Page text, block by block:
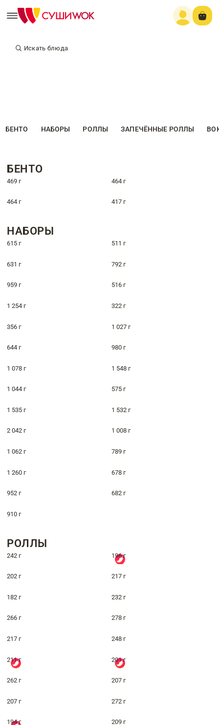
Искать блюда
БЕНТО НАБОРЫ РОЛЛЫ ЗАПЕЧЁННЫЕ РОЛЛЫ
БЕНТО
469 г 464 г
464 г 417 г
НАБОРЫ
615 г 511 г
631 г 792 г
959 г 516 г
1 254 г 322 г
356 г 1 027 г
644 г 980 г
1 078 г 1 548 г
1 044 г 575 г
1 535 г 1 532 г
2 042 г 1 008 г
1 062 г 789 г
1 260 г 678 г
952 г 682 г
910 г
РОЛЛЫ
242 г 196 г
202 г 217 г
182 г 232 г
266 г 278 г
217 г 248 г
211 г 201 г
262 г 207 г
207 г 272 г
194 г 209 г